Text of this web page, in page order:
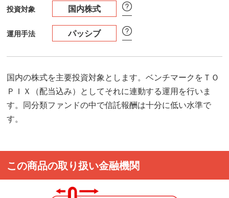
投資対象 国内株式
運用手法 パッシブ
国内の株式を主要投資対象とします。ベンチマークをＴＯ
ＰＩＸ（配当込み）としてそれに連動する運用を行いま
す。同分類ファンドの中で信託報酬は十分に低い水準で
す。
この商品の取り扱い金融機関